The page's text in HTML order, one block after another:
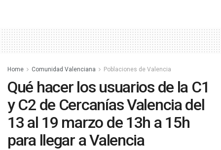
Home Comunidad Valenciana Poblaciones de Valencia
Qué hacer los usuarios de la C1
y C2 de Cercanías Valencia del
13 al 19 marzo de 13h a 15h
para llegar a Valencia